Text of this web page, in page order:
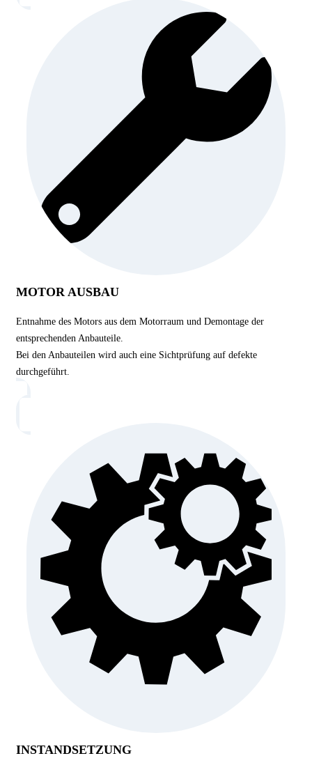
MOTOR AUSBAU
Entnahme des Motors aus dem Motorraum und Demontage der
entsprechenden Anbauteile.
Bei den Anbauteilen wird auch eine Sichtprüfung auf defekte
durchgeführt.
INSTANDSETZUNG